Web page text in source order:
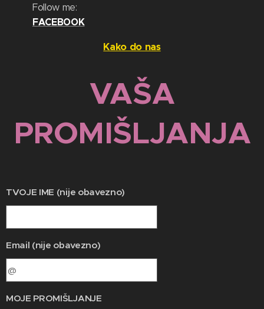
Follow me:
FACEBOOK
Kako do nas
VAŠA
PROMIŠLJANJA
TVOJE IME (nije obavezno)
Email (nije obavezno)
MOJE PROMIŠLJANJE